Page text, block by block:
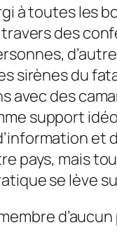
à toutes les
travers des
du
avec des
support
et
pays, mais
se lève